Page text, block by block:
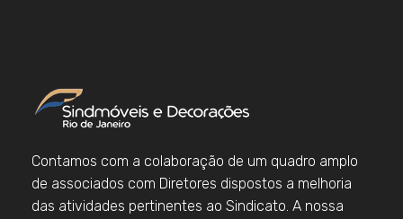
Contamos com a colaboração de um quadro amplo
de associados com Diretores dispostos a melhoria
das atividades pertinentes ao Sindicato. A nossa